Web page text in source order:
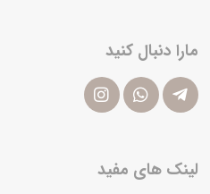
مارا دنبال کنید
لینک های مفید